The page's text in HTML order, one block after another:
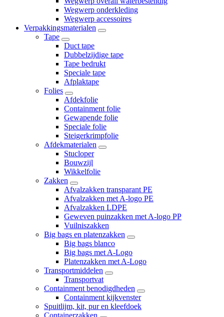
Wegwerp onderkleding
Wegwerp accessoires
Verpakkingsmaterialen
Tape
Duct tape
Dubbelzijdige tape
Tape bedrukt
Speciale tape
Afplaktape
Folies
Afdekfolie
Containment folie
Gewapende folie
Speciale folie
Steigerkrimpfolie
Afdekmaterialen
Stucloper
Bouwzijl
Wikkelfolie
Zakken
Afvalzakken transparant PE
Afvalzakken met A-logo PE
Afvalzakken LDPE
Geweven puinzakken met A-logo PP
Vuilniszakken
Big bags en platenzakken
Big bags blanco
Big bags met A-Logo
Platenzakken met A-Logo
Transportmiddelen
Transportvat
Containment benodigdheden
Containment kijkvenster
Spuitlijm, kit, pur en kleefdoek